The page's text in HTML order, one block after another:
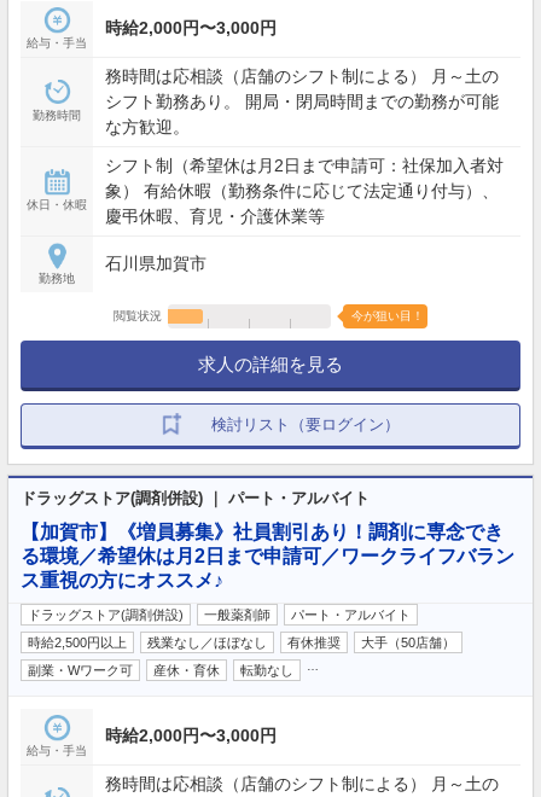
給与・手当
時給2,000円〜3,000円
勤務時間
務時間は応相談（店舗のシフト制による） 月～土の
シフト勤務あり。 開局・閉局時間までの勤務が可能
な方歓迎。
休日・休暇
シフト制（希望休は月2日まで申請可：社保加入者対
象） 有給休暇（勤務条件に応じて法定通り付与）、
慶弔休暇、育児・介護休業等
勤務地
石川県加賀市
閲覧状況 今が狙い目！
求人の詳細を見る
検討リスト（要ログイン）
ドラッグストア(調剤併設) ｜ パート・アルバイト
【加賀市】《増員募集》社員割引あり！調剤に専念でき
る環境／希望休は月2日まで申請可／ワークライフバラン
ス重視の方にオススメ♪
ドラッグストア(調剤併設) 一般薬剤師
パート・アルバイト
時給2,500円以上
残業なし／ほぼなし 有休推奨
大手（50店舗）
副業・Wワーク可
産休・育休 転勤なし
給与・手当
時給2,000円〜3,000円
務時間は応相談（店舗のシフト制による） 月～土の